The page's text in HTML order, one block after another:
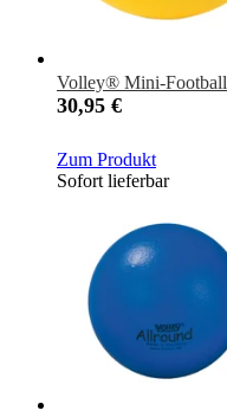
Volley® Mini-Football
30,95 €
Zum Produkt
Sofort lieferbar